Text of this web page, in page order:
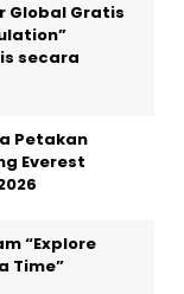
Global Gratis
secara
Petakan
Everest
“Explore
Time”